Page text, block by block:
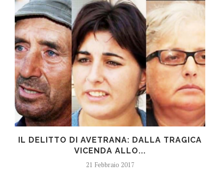
IL DELITTO DI AVETRANA: DALLA TRAGICA
VICENDA ALLO...
21 Febbraio 2017